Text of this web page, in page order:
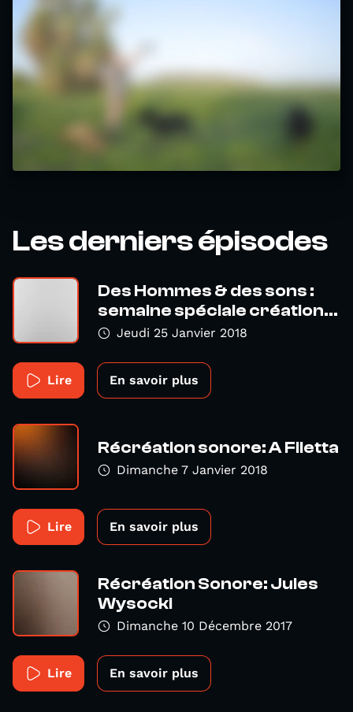
Les derniers épisodes
Des Hommes & des sons :
semaine spéciale création...
Jeudi 25 Janvier 2018
Lire En savoir plus
Récréation sonore: A Filetta
Dimanche 7 Janvier 2018
Lire En savoir plus
Récréation Sonore: Jules
Wysocki
Dimanche 10 Décembre 2017
Lire En savoir plus